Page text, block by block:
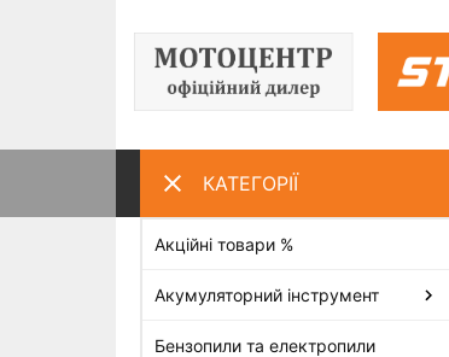
КАТЕГОРІЇ
Акційні товари %
Акумуляторний інструмент
Бензопили та електропили